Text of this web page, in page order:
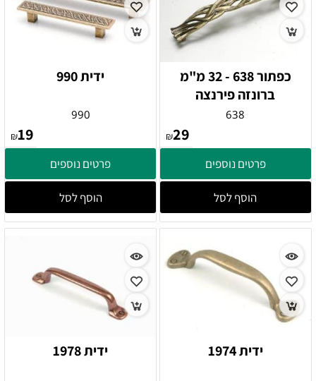
כפתור 638 - 32 מ"מ
ברונזה פירנצה
638
₪29
פרטים נוספים
הוסף לסל
ידית 990
990
₪19
פרטים נוספים
הוסף לסל
ידית 1974 ידית 1978